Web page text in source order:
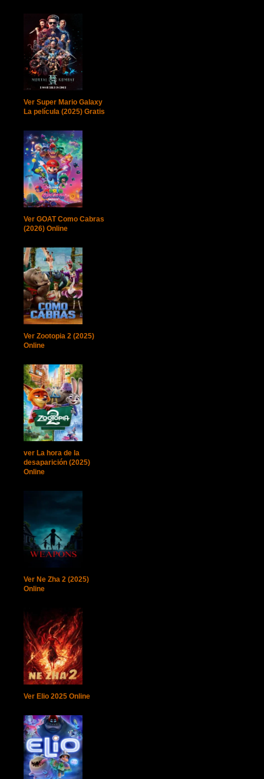
Ver Super Mario Galaxy
La película (2025) Gratis
Ver GOAT Como Cabras
(2026) Online
Ver Zootopia 2 (2025)
Online
ver La hora de la
desaparición (2025)
Online
Ver Ne Zha 2 (2025)
Online
Ver Elio 2025 Online